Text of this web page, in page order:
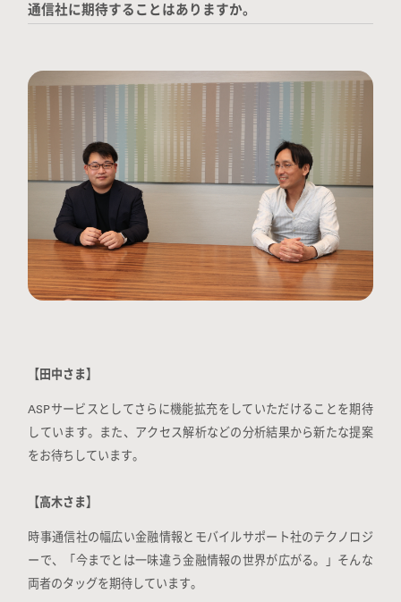
通信社に期待することはありますか。
【田中さま】
ASPサービスとしてさらに機能拡充をしていただけることを期待
しています。また、アクセス解析などの分析結果から新たな提案
をお待ちしています。
【高木さま】
時事通信社の幅広い金融情報とモバイルサポート社のテクノロジ
ーで、「今までとは一味違う金融情報の世界が広がる。」そんな
両者のタッグを期待しています。